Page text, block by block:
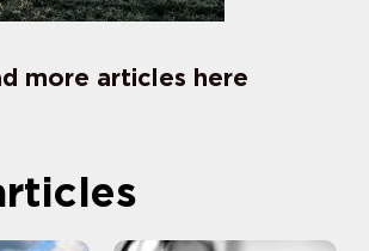
more articles here